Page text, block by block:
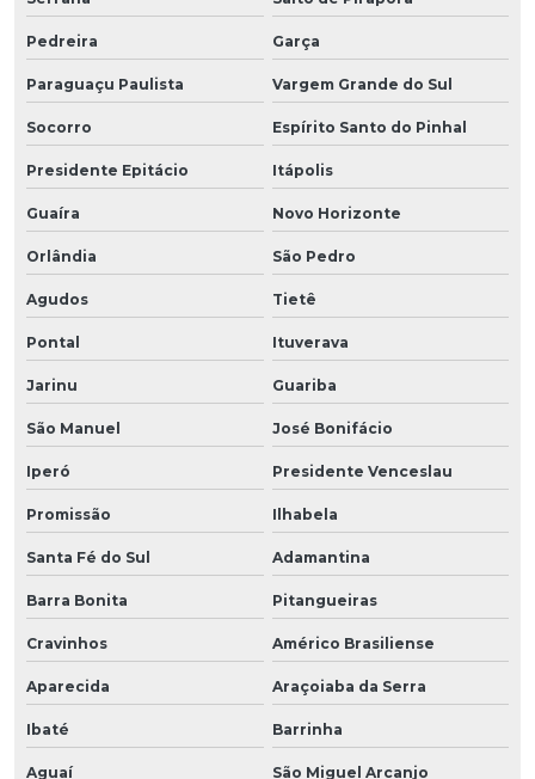
Pedreira Garça
Paraguaçu Paulista Vargem Grande do Sul
Socorro Espírito Santo do Pinhal
Presidente Epitácio Itápolis
Guaíra Novo Horizonte
Orlândia São Pedro
Agudos Tietê
Pontal Ituverava
Jarinu Guariba
São Manuel José Bonifácio
Iperó Presidente Venceslau
Promissão Ilhabela
Santa Fé do Sul Adamantina
Barra Bonita Pitangueiras
Cravinhos Américo Brasiliense
Aparecida Araçoiaba da Serra
Ibaté Barrinha
Aguaí São Miguel Arcanjo